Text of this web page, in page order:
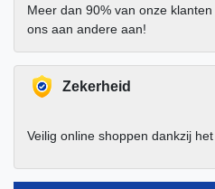
Meer dan 90% van onze
ons aan andere aan!
Zekerheid
Veilig online shoppen dankzij